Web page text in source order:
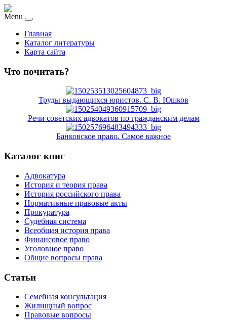
Menu
Главная
Каталог литературы
Карта сайта
Что почитать?
Труды выдающихся юристов. С. В. Юшков
Речи советских адвокатов по гражданским делам
Банковское право. Самое важное
Каталог книг
Адвокатура
История и теория права
История российского права
Нормативные правовые акты
Прокуратура
Судебная система
Всеобщая история права
Финансовое право
Уголовное право
Общие вопросы права
Статьи
Семейная консультация
Жилищный вопрос
Правовые вопросы